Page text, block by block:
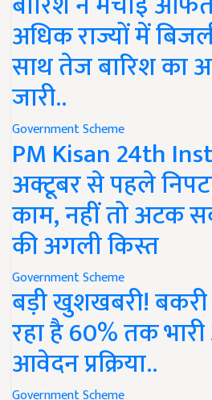
अधिक राज्यों में
साथ तेज बारिश का
जारी..
Government Scheme
PM Kisan 24th
अक्टूबर से पहले
काम, नहीं तो अटक
की अगली किस्त
Government Scheme
बड़ी खुशखबरी!
रहा है 60% तक
आवेदन प्रक्रिया..